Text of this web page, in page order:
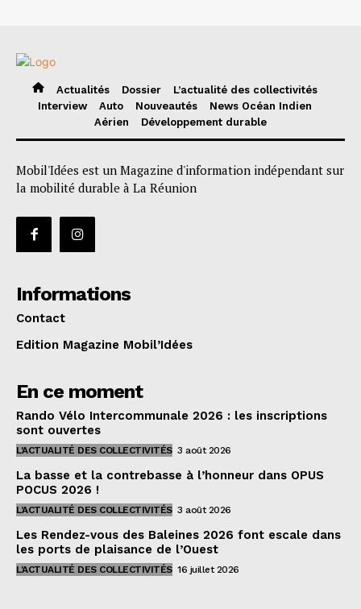
Actualités Dossier
L’actualité des collectivités
Interview
Auto Nouveautés
News Océan Indien
Aérien
Développement durable
Mobil'Idées est un Magazine d'information indépendant sur
la mobilité durable à La Réunion
Informations
Contact
Edition Magazine Mobil’Idées
En ce moment
Rando Vélo Intercommunale 2026 : les inscriptions
sont ouvertes
L'ACTUALITÉ DES COLLECTIVITÉS 3 août 2026
La basse et la contrebasse à l’honneur dans OPUS
POCUS 2026 !
L'ACTUALITÉ DES COLLECTIVITÉS 3 août 2026
Les Rendez-vous des Baleines 2026 font escale dans
les ports de plaisance de l’Ouest
L'ACTUALITÉ DES COLLECTIVITÉS 16 juillet 2026